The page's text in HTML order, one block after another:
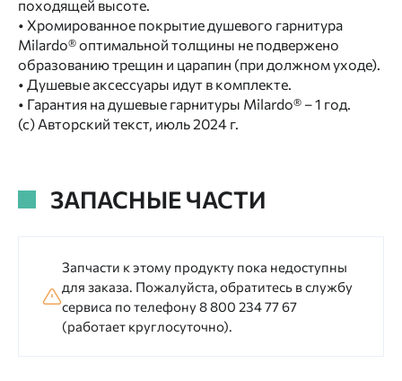
походящей высоте.
• Хромированное покрытие душевого гарнитура
Milardo® оптимальной толщины не подвержено
образованию трещин и царапин (при должном уходе).
• Душевые аксессуары идут в комплекте.
• Гарантия на душевые гарнитуры Milardo® – 1 год.
(с) Авторский текст, июль 2024 г.
ЗАПАСНЫЕ ЧАСТИ
Запчасти к этому продукту пока недоступны
для заказа. Пожалуйста, обратитесь в службу
сервиса по телефону 8 800 234 77 67
(работает круглосуточно).